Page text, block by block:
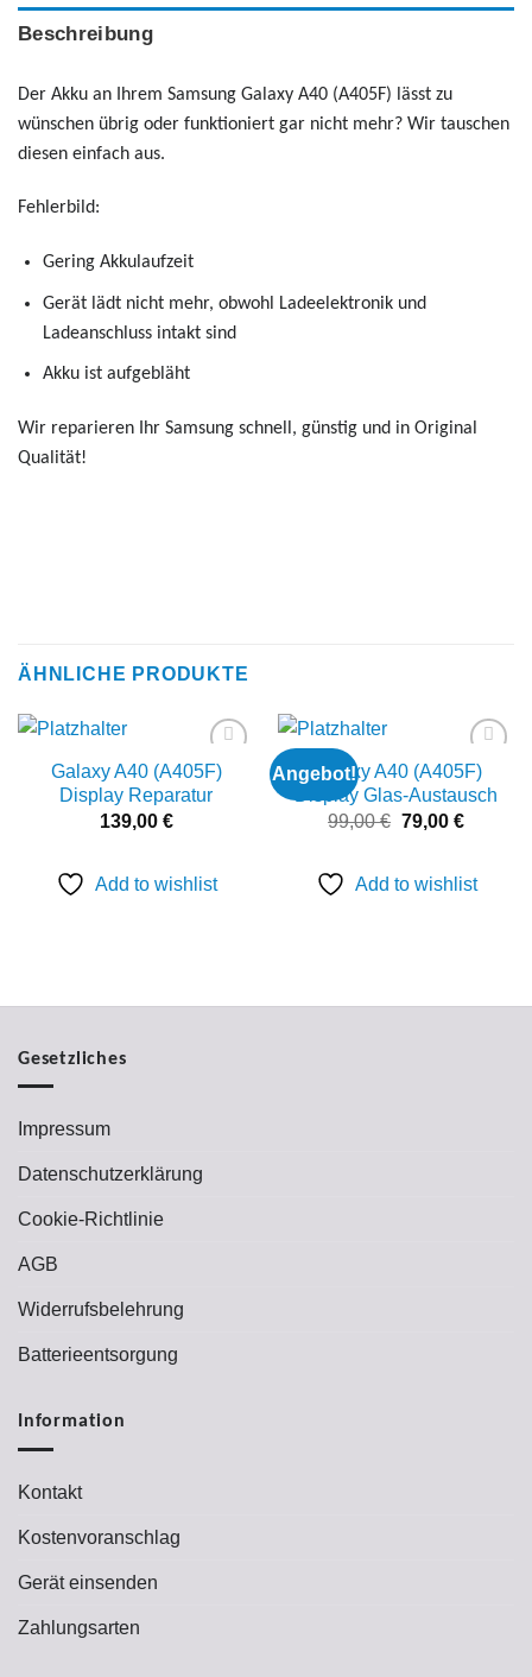
Beschreibung
Der Akku an Ihrem Samsung Galaxy A40 (A405F) lässt zu
wünschen übrig oder funktioniert gar nicht mehr? Wir tauschen
diesen einfach aus.
Fehlerbild:
Gering Akkulaufzeit
Gerät lädt nicht mehr, obwohl Ladeelektronik und
Ladeanschluss intakt sind
Akku ist aufgebläht
Wir reparieren Ihr Samsung schnell, günstig und in Original
Qualität!
ÄHNLICHE PRODUKTE
Add to
wishlist
Galaxy A40 (A405F)
Display Reparatur
139,00 €
Add to wishlist
Angebot!
Add to
wishlist
Galaxy A40 (A405F)
Display Glas-Austausch
99,00€ Ursprünglicher
99,00 €
79,00 €
79,00 €.
Add to wishlist
Gesetzliches
Impressum
Datenschutzerklärung
Cookie-Richtlinie
AGB
Widerrufsbelehrung
Batterieentsorgung
Information
Kontakt
Kostenvoranschlag
Gerät einsenden
Zahlungsarten